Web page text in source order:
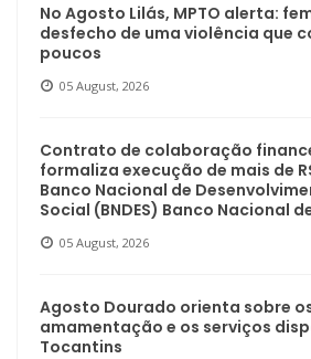
No Agosto Lilás, MPTO alerta:
desfecho de uma violência que
poucos
05 August, 2026
Contrato de colaboração
formaliza execução de mais de
Banco Nacional de
Social (BNDES) Banco Nacional
05 August, 2026
Agosto Dourado orienta sobre
amamentação e os serviços
Tocantins